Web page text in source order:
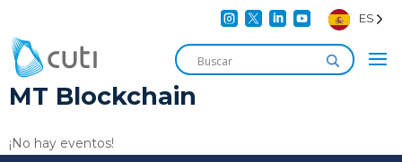
    ES
MT Blockchain
¡No hay eventos!